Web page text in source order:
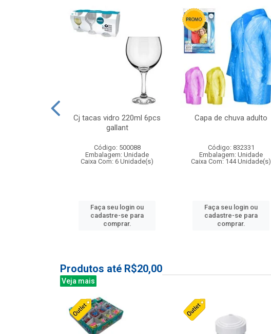
Cj tacas vidro 220ml 6pcs
gallant
Código: 500088
Embalagem: Unidade
Caixa Com: 6 Unidade(s)
Faça seu login ou
cadastre-se para
comprar.
Capa de chuva adulto
Código: 832331
Embalagem: Unidade
Caixa Com: 144 Unidade(s)
Faça seu login ou
cadastre-se para
comprar.
Produtos até R$20,00
Veja mais